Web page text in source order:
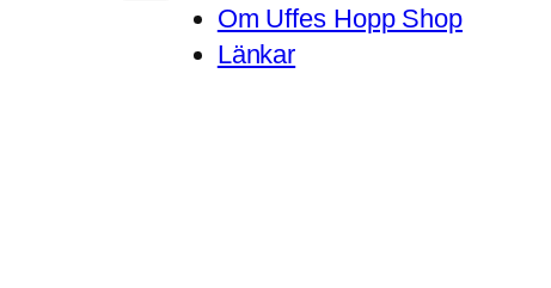
Om Uffes Hopp Shop
Länkar